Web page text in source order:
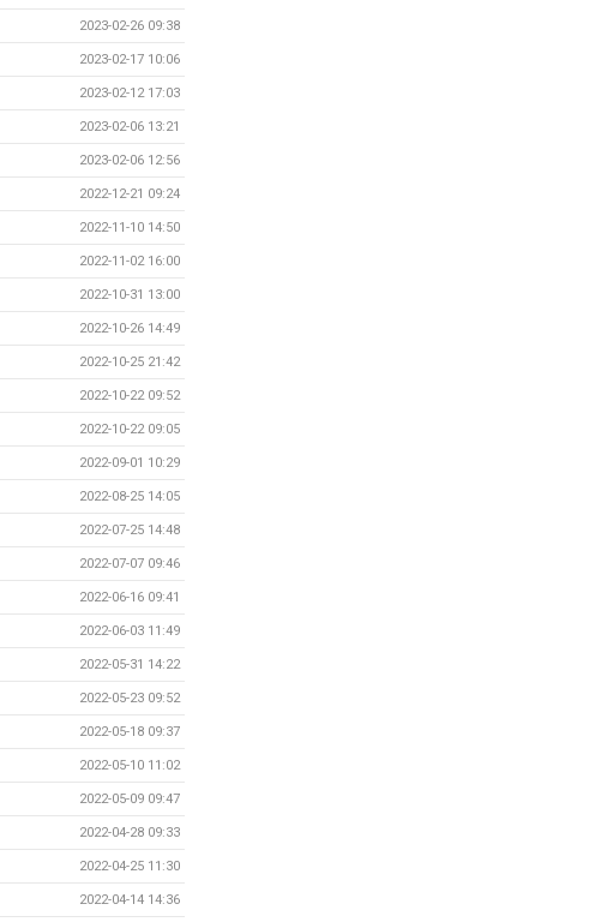
2023-02-26 09:38
2023-02-17 10:06
2023-02-12 17:03
2023-02-06 13:21
2023-02-06 12:56
2022-12-21 09:24
2022-11-10 14:50
2022-11-02 16:00
2022-10-31 13:00
2022-10-26 14:49
2022-10-25 21:42
2022-10-22 09:52
2022-10-22 09:05
2022-09-01 10:29
2022-08-25 14:05
2022-07-25 14:48
2022-07-07 09:46
2022-06-16 09:41
2022-06-03 11:49
2022-05-31 14:22
2022-05-23 09:52
2022-05-18 09:37
2022-05-10 11:02
2022-05-09 09:47
2022-04-28 09:33
2022-04-25 11:30
2022-04-14 14:36